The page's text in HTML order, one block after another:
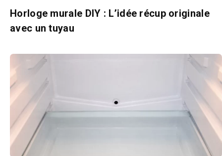
Horloge murale DIY : L’idée récup originale
avec un tuyau